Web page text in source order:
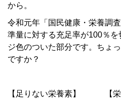
から。
令和元年「国民健康・栄養調
準量に対する充足率が100％
ジ色のついた部分です。ちょ
ですか？
【足りない栄養素】 【栄